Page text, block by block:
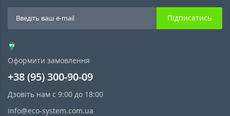
Підписатись
Оформити замовлення
+38 (95) 300-90-09
Дзовіть нам с 9:00 до 18:00
info@eco-system.com.ua